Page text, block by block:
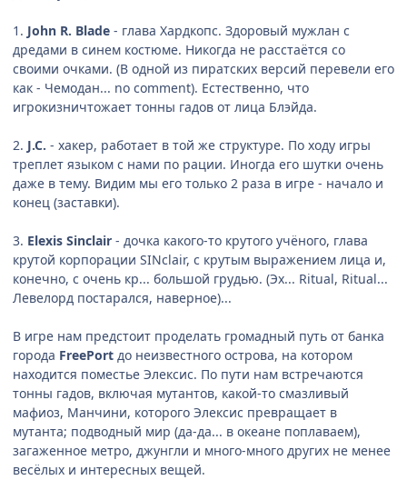
1. John R. Blade - глава Хардкопс. Здоровый мужлан с
дредами в синем костюме. Никогда не расстаётся со
своими очками. (В одной из пиратских версий перевели его
как - Чемодан... no comment). Естественно, что
игрокизничтожает тонны гадов от лица Блэйда.
2. J.C. - хакер, работает в той же структуре. По ходу игры
треплет языком с нами по рации. Иногда его шутки очень
даже в тему. Видим мы его только 2 раза в игре - начало и
конец (заставки).
3. Elexis Sinclair - дочка какого-то крутого учёного, глава
крутой корпорации SINclair, с крутым выражением лица и,
конечно, с очень кр... большой грудью. (Эх... Ritual, Ritual...
Левелорд постарался, наверное)...
В игре нам предстоит проделать громадный путь от банка
города FreePort до неизвестного острова, на котором
находится поместье Элексис. По пути нам встречаются
тонны гадов, включая мутантов, какой-то смазливый
мафиоз, Манчини, которого Элексис превращает в
мутанта; подводный мир (да-да... в океане поплаваем),
загаженное метро, джунгли и много-много других не менее
весёлых и интересных вещей.